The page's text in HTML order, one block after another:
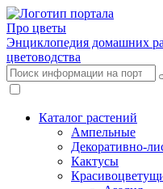
Про цветы
Энциклопедия домашних
цветоводства
Каталог растений
Ампельные
Декоративно-
Кактусы